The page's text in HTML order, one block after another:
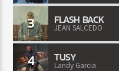
3 FLASH BACK
JEAN SALCEDO
4 TUSY
Landy Garcia